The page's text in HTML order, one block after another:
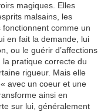
magiques. Elles
malsains, les
comme un
en fait la demande, lui
ou le guérir d’affections
pratique correcte du
rigueur. Mais elle
avec un coeur et une
ainsi en
sur lui, généralement